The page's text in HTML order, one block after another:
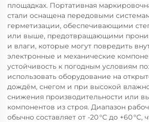
площадках. Портативная
стали оснащена передовыми
герметизации, обеспечивающими
или выше, предотвращающими
и влаги, которые могут повредить
электронные и механические
устойчивость к погодным условиям
использовать оборудование на
дождём, снегом и при высокой
снижения производительности или
компонентов из строя. Диапазон
обычно составляет от -20 °C до +60 °C,